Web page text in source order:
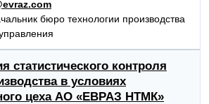
бюро технологии производства
статистического контроля
в условиях
цеха АО «ЕВРАЗ НТМК»